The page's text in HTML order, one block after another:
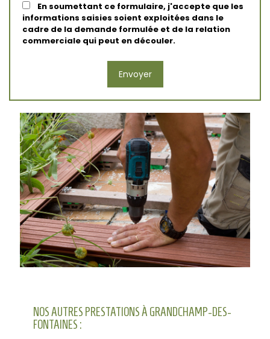
En soumettant ce formulaire, j'accepte que les
informations saisies soient exploitées dans le
cadre de la demande formulée et de la relation
commerciale qui peut en découler.
NOS AUTRES PRESTATIONS À GRANDCHAMP-DES-
FONTAINES :